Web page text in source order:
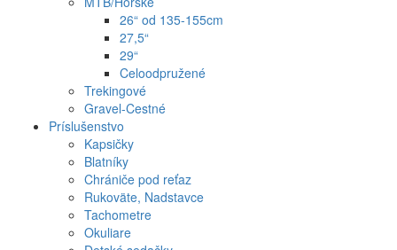
26“ od 135-155cm
27,5“
29“
Celoodpružené
Trekingové
Gravel-Cestné
Príslušenstvo
Kapsičky
Blatníky
Chrániče pod reťaz
Rukoväte, Nadstavce
Tachometre
Okuliare